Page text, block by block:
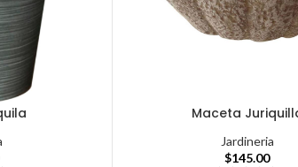
Maceta
Jardineria
$145.00